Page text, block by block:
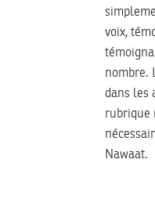
voix,
nombre.
dans les
rubrique
Nawaat.